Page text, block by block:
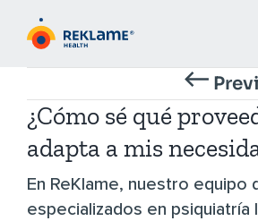
¿Cómo sé qué
adapta a mis
En ReKlame, nuestro
especializados en psiquiatría